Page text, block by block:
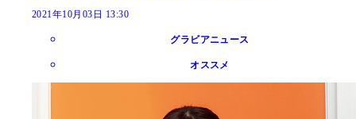
2021年10月03日 13:30
グラビアニュース
オススメ